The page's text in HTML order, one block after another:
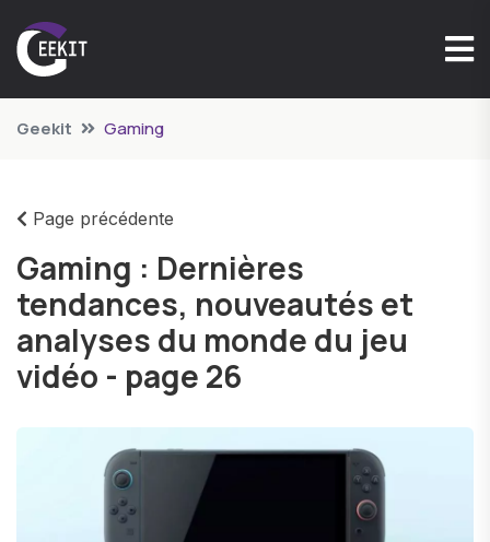
Geekit Gaming
Page précédente
Gaming : Dernières
tendances, nouveautés et
analyses du monde du jeu
vidéo - page 26